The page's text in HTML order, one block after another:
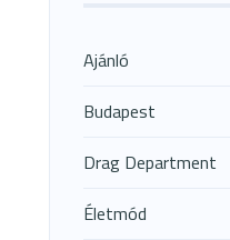
Ajánló
Budapest
Drag Department
Életmód